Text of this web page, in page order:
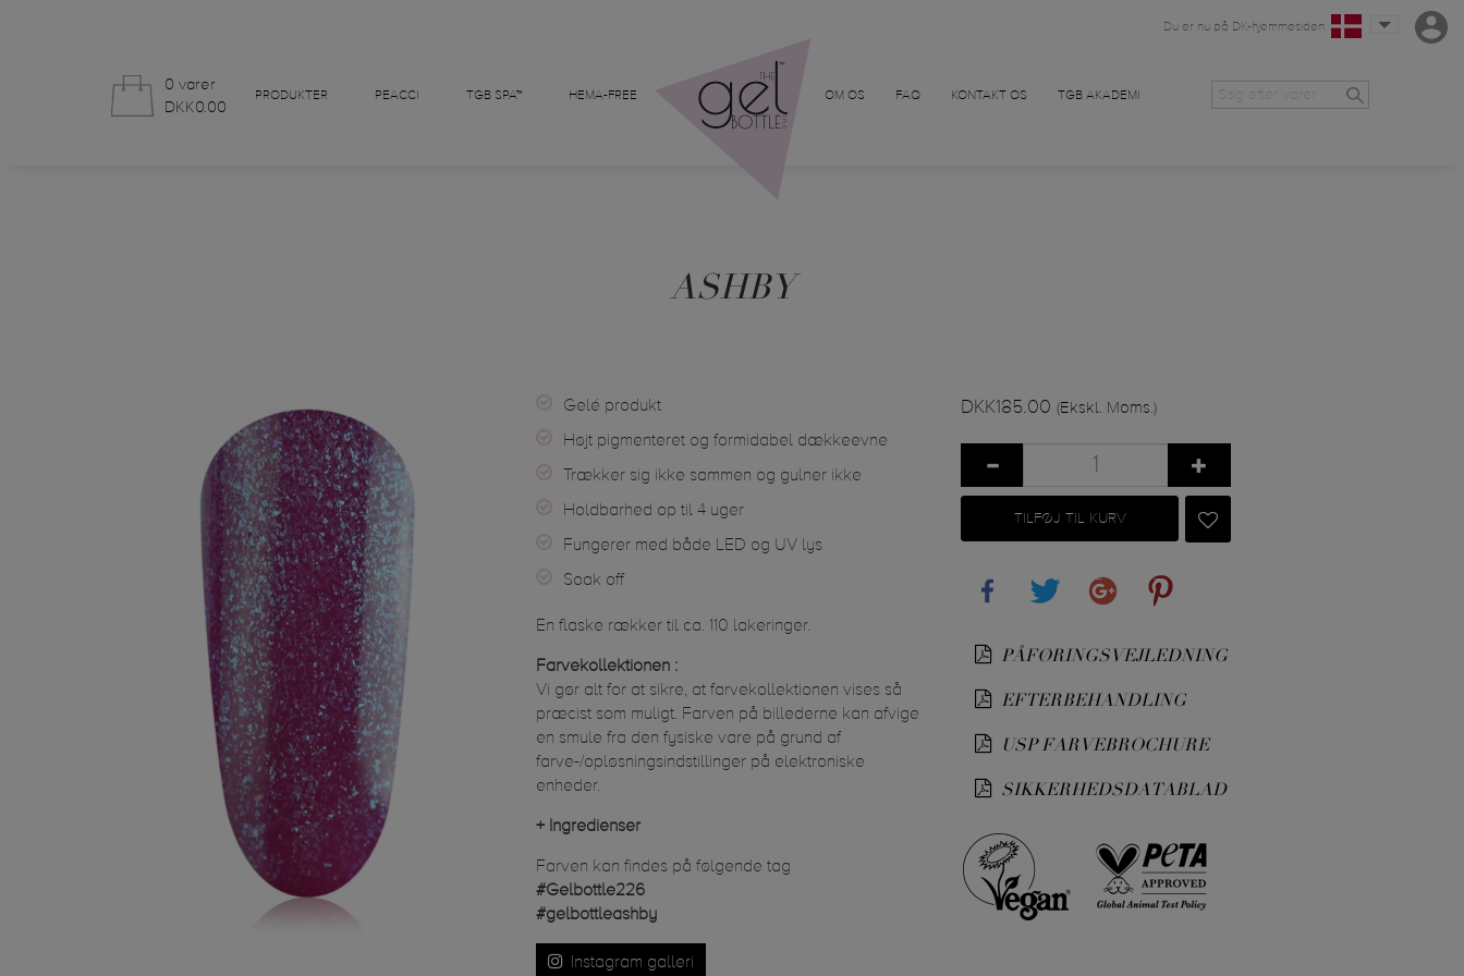
0 varer
DKK0.00
PRODUKTER PEACCI TGB SPA™ HEMA-FREE OM OS FAQ KONTAKT OS TGB AKADEMI
Du er nu på DK-hjemmesiden
ASHBY
Gelé produkt
Højt pigmenteret og formidabel dækkeevne
Trækker sig ikke sammen og gulner ikke
Holdbarhed op til 4 uger
Fungerer med både LED og UV lys
Soak off
En flaske rækker til ca. 110 lakeringer.
Farvekollektionen :
Vi gør alt for at sikre, at farvekollektionen vises så
præcist som muligt. Farven på billederne kan afvige
en smule fra den fysiske vare på grund af
farve-/opløsningsindstillinger på elektroniske
enheder.
+ Ingredienser
Farven kan findes på følgende tag
#Gelbottle226
#gelbottleashby
Instagram galleri
DKK185.00 (Ekskl. Moms.)
TILFØJ TIL KURV
PÅFØRINGSVEJLEDNING
EFTERBEHANDLING
USP FARVEBROCHURE
SIKKERHEDSDATABLAD